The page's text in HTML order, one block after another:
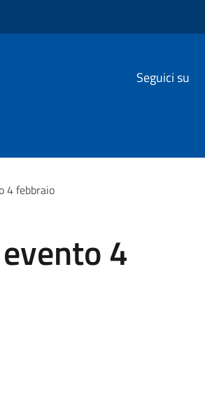
Seguici su
4 febbraio
4